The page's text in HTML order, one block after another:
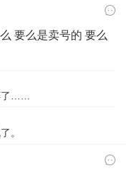
要么是卖号的 要么
了……
。